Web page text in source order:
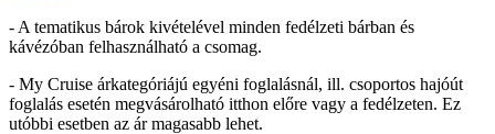
- A tematikus bárok kivételével minden fedélzeti bárban és
kávézóban felhasználható a csomag.
- My Cruise árkategóriájú egyéni foglalásnál, ill. csoportos hajóút
foglalás esetén megvásárolható itthon előre vagy a fedélzeten. Ez
utóbbi esetben az ár magasabb lehet.